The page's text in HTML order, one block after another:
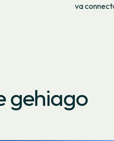
va
gehiago